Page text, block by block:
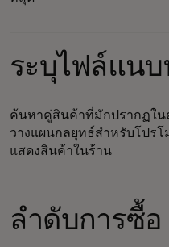
ระบุไฟล์แนบ
ค้นหาคู่สินค้าที่มักปรากฏใน
วางแผนกลยุทธ์สำหรับโปร
แสดงสินค้าในร้าน
ลำดับการซื้อ